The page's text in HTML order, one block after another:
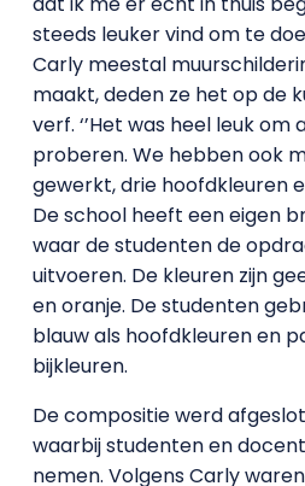
steeds leuker vind om te
Carly meestal
maakt, deden ze het op de
verf. ‘’Het was heel leuk
proberen. We hebben ook
gewerkt, drie hoofdkleuren
De school heeft een eigen
waar de studenten de
uitvoeren. De kleuren zijn
en oranje. De studenten
blauw als hoofdkleuren en
bijkleuren.
De compositie werd
waarbij studenten en
nemen. Volgens Carly